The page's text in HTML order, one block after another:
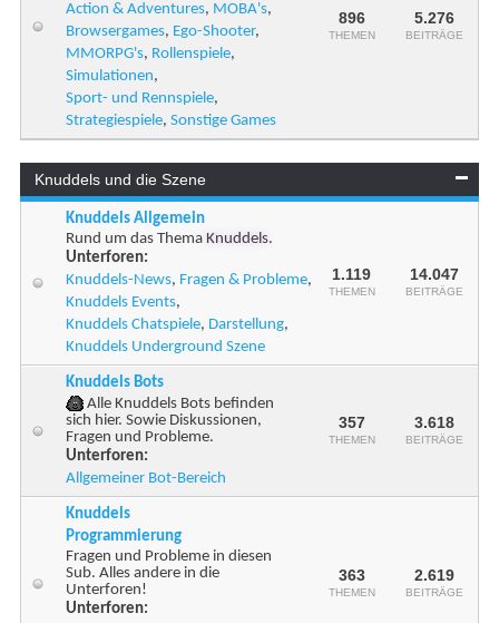
Action & Adventures, MOBA's,
Browsergames, Ego-Shooter,
MMORPG's, Rollenspiele,
Simulationen,
Sport- und Rennspiele,
Strategiespiele, Sonstige Games
896
THEMEN
5.276
BEITRÄGE
Knuddels und die Szene
Knuddels Allgemein
Rund um das Thema Knuddels.
Unterforen:
Knuddels-News, Fragen & Probleme,
Knuddels Events,
Knuddels Chatspiele, Darstellung,
Knuddels Underground Szene
1.119
THEMEN
14.047
BEITRÄGE
Knuddels Bots
Alle Knuddels Bots befinden
sich hier. Sowie Diskussionen,
Fragen und Probleme.
Unterforen:
Allgemeiner Bot-Bereich
357
THEMEN
3.618
BEITRÄGE
Knuddels
Programmierung
Fragen und Probleme in diesen
Sub. Alles andere in die
Unterforen!
Unterforen:
363
THEMEN
2.619
BEITRÄGE